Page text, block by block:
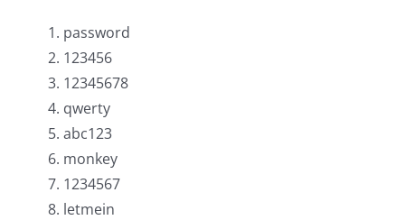
password
123456
12345678
qwerty
abc123
monkey
1234567
letmein